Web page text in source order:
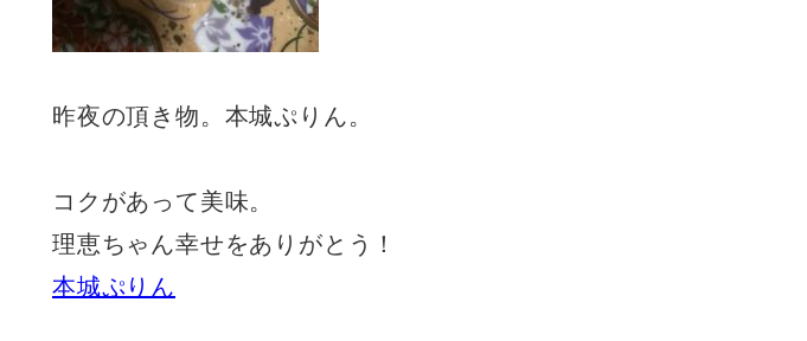
昨夜の頂き物。本城ぷりん。
コクがあって美味。
理恵ちゃん幸せをありがとう！
本城ぷりん